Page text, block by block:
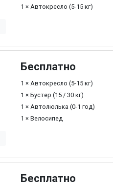
1 × Автокресло (5-15 кг)
Бесплатно
1 × Автокресло (5-15 кг)
1 × Бустер (15 / 30 кг)
1 × Автолюлька (0-1 год)
1 × Велосипед
Бесплатно